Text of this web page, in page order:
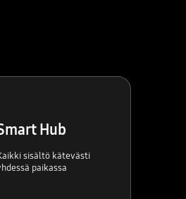
Hub
sisältö kätevästi
paikassa